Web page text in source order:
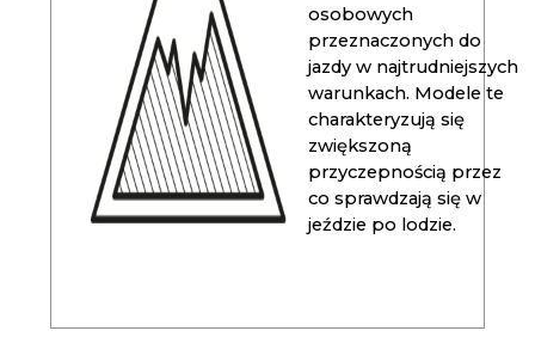
osobowych
przeznaczonych do
jazdy w najtrudniejszych
warunkach. Modele te
charakteryzują się
zwiększoną
przyczepnością przez
co sprawdzają się w
jeździe po lodzie.